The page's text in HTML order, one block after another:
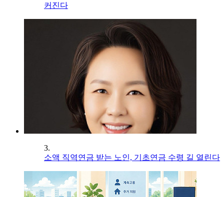
커진다
3.
소액 직역연금 받는 노인, 기초연금 수령 길 열린다